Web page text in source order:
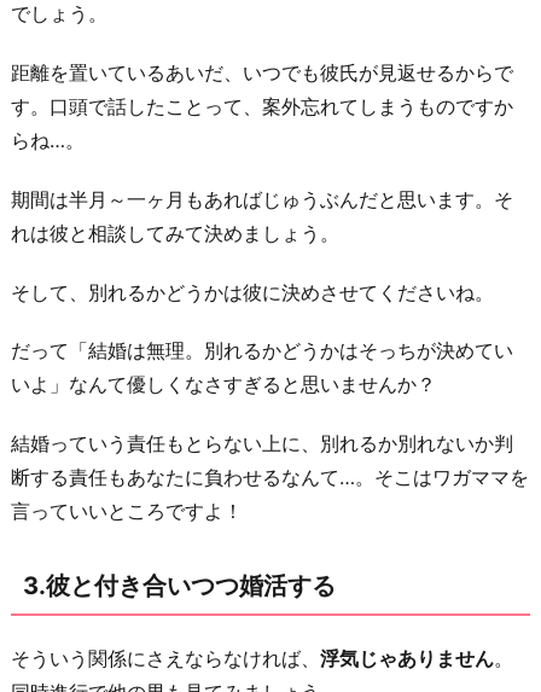
わ
ず
付
き
合
い
け
6.
早
め
お
り
でしょう。
距離を置いているあいだ、いつでも彼氏が見返せるからで
す。口頭で話したことって、案外忘れてしまうものですか
らね…。
期間は半月～一ヶ月もあればじゅうぶんだと思います。そ
れは彼と相談してみて決めましょう。
そして、別れるかどうかは彼に決めさせてくださいね。
だって「結婚は無理。別れるかどうかはそっちが決めてい
いよ」なんて優しくなさすぎると思いませんか？
結婚っていう責任もとらない上に、別れるか別れないか判
断する責任もあなたに負わせるなんて…。そこはワガママを
言っていいところですよ！
3.彼と付き合いつつ婚活する
そういう関係にさえならなければ、 浮気じゃありません。